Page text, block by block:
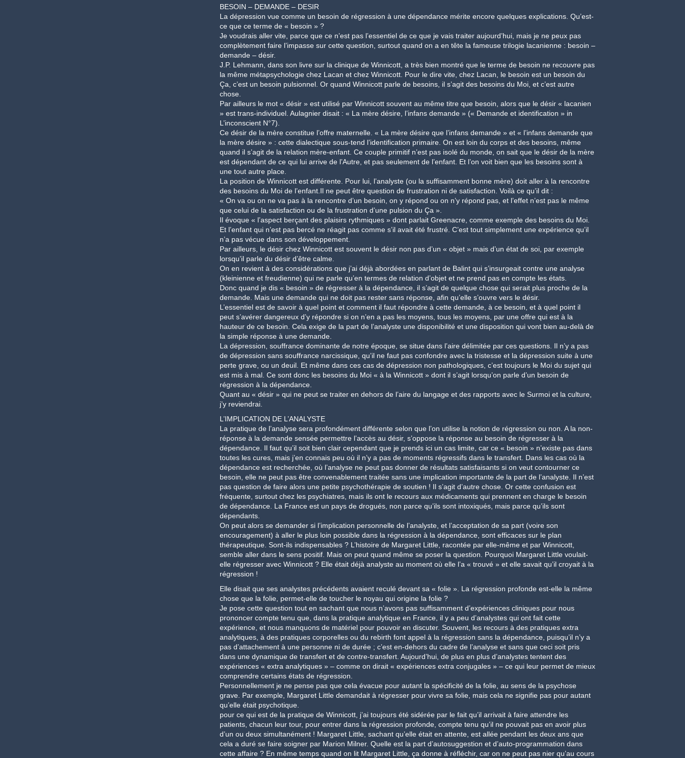
BESOIN – DEMANDE – DESIR
La dépression vue comme un besoin de régression à une dépendance mérite encore quelques explications. Qu’est-
ce que ce terme de « besoin » ?
Je voudrais aller vite, parce que ce n’est pas l’essentiel de ce que je vais traiter aujourd’hui, mais je ne peux pas
complètement faire l’impasse sur cette question, surtout quand on a en tête la fameuse trilogie lacanienne : besoin –
demande – désir.
J.P. Lehmann, dans son livre sur la clinique de Winnicott, a très bien montré que le terme de besoin ne recouvre pas
la même métapsychologie chez Lacan et chez Winnicott. Pour le dire vite, chez Lacan, le besoin est un besoin du
Ça, c’est un besoin pulsionnel. Or quand Winnicott parle de besoins, il s’agit des besoins du Moi, et c’est autre
chose.
Par ailleurs le mot « désir » est utilisé par Winnicott souvent au même titre que besoin, alors que le désir « lacanien
» est trans-individuel. Aulagnier disait : « La mère désire, l’infans demande » (« Demande et identification » in
L’inconscient N°7).
Ce désir de la mère constitue l’offre maternelle. « La mère désire que l’infans demande » et « l’infans demande que
la mère désire » : cette dialectique sous-tend l’identification primaire. On est loin du corps et des besoins, même
quand il s’agit de la relation mère-enfant. Ce couple primitif n’est pas isolé du monde, on sait que le désir de la mère
est dépendant de ce qui lui arrive de l’Autre, et pas seulement de l’enfant. Et l’on voit bien que les besoins sont à
une tout autre place.
La position de Winnicott est différente. Pour lui, l’analyste (ou la suffisamment bonne mère) doit aller à la rencontre
des besoins du Moi de l’enfant.Il ne peut être question de frustration ni de satisfaction. Voilà ce qu’il dit :
« On va ou on ne va pas à la rencontre d’un besoin, on y répond ou on n’y répond pas, et l’effet n’est pas le même
que celui de la satisfaction ou de la frustration d’une pulsion du Ça ».
Il évoque « l’aspect berçant des plaisirs rythmiques » dont parlait Greenacre, comme exemple des besoins du Moi.
Et l’enfant qui n’est pas bercé ne réagit pas comme s’il avait été frustré. C’est tout simplement une expérience qu’il
n’a pas vécue dans son développement.
Par ailleurs, le désir chez Winnicott est souvent le désir non pas d’un « objet » mais d’un état de soi, par exemple
lorsqu’il parle du désir d’être calme.
On en revient à des considérations que j’ai déjà abordées en parlant de Balint qui s’insurgeait contre une analyse
(kleinienne et freudienne) qui ne parle qu’en termes de relation d’objet et ne prend pas en compte les états.
Donc quand je dis « besoin » de régresser à la dépendance, il s’agit de quelque chose qui serait plus proche de la
demande. Mais une demande qui ne doit pas rester sans réponse, afin qu’elle s’ouvre vers le désir.
L’essentiel est de savoir à quel point et comment il faut répondre à cette demande, à ce besoin, et à quel point il
peut s’avérer dangereux d’y répondre si on n’en a pas les moyens, tous les moyens, par une offre qui est à la
hauteur de ce besoin. Cela exige de la part de l’analyste une disponibilité et une disposition qui vont bien au-delà de
la simple réponse à une demande.
La dépression, souffrance dominante de notre époque, se situe dans l’aire délimitée par ces questions. Il n’y a pas
de dépression sans souffrance narcissique, qu’il ne faut pas confondre avec la tristesse et la dépression suite à une
perte grave, ou un deuil. Et même dans ces cas de dépression non pathologiques, c’est toujours le Moi du sujet qui
est mis à mal. Ce sont donc les besoins du Moi « à la Winnicott » dont il s’agit lorsqu’on parle d’un besoin de
régression à la dépendance.
Quant au « désir » qui ne peut se traiter en dehors de l’aire du langage et des rapports avec le Surmoi et la culture,
j’y reviendrai.
L’IMPLICATION DE L’ANALYSTE
La pratique de l’analyse sera profondément différente selon que l’on utilise la notion de régression ou non. A la non-
réponse à la demande sensée permettre l’accès au désir, s’oppose la réponse au besoin de régresser à la
dépendance. Il faut qu’il soit bien clair cependant que je prends ici un cas limite, car ce « besoin » n’existe pas dans
toutes les cures, mais j’en connais peu où il n’y a pas de moments régressifs dans le transfert. Dans les cas où la
dépendance est recherchée, où l’analyse ne peut pas donner de résultats satisfaisants si on veut contourner ce
besoin, elle ne peut pas être convenablement traitée sans une implication importante de la part de l’analyste. Il n’est
pas question de faire alors une petite psychothérapie de soutien ! Il s’agit d’autre chose. Or cette confusion est
fréquente, surtout chez les psychiatres, mais ils ont le recours aux médicaments qui prennent en charge le besoin
de dépendance. La France est un pays de drogués, non parce qu’ils sont intoxiqués, mais parce qu’ils sont
dépendants.
On peut alors se demander si l’implication personnelle de l’analyste, et l’acceptation de sa part (voire son
encouragement) à aller le plus loin possible dans la régression à la dépendance, sont efficaces sur le plan
thérapeutique. Sont-ils indispensables ? L’histoire de Margaret Little, racontée par elle-même et par Winnicott,
semble aller dans le sens positif. Mais on peut quand même se poser la question. Pourquoi Margaret Little voulait-
elle régresser avec Winnicott ? Elle était déjà analyste au moment où elle l’a « trouvé » et elle savait qu’il croyait à la
régression !
Elle disait que ses analystes précédents avaient reculé devant sa « folie ». La régression profonde est-elle la même
chose que la folie, permet-elle de toucher le noyau qui origine la folie ?
Je pose cette question tout en sachant que nous n’avons pas suffisamment d’expériences cliniques pour nous
prononcer compte tenu que, dans la pratique analytique en France, il y a peu d’analystes qui ont fait cette
expérience, et nous manquons de matériel pour pouvoir en discuter. Souvent, les recours à des pratiques extra
analytiques, à des pratiques corporelles ou du rebirth font appel à la régression sans la dépendance, puisqu’il n’y a
pas d’attachement à une personne ni de durée ; c’est en-dehors du cadre de l’analyse et sans que ceci soit pris
dans une dynamique de transfert et de contre-transfert. Aujourd’hui, de plus en plus d’analystes tentent des
expériences « extra analytiques » – comme on dirait « expériences extra conjugales » – ce qui leur permet de mieux
comprendre certains états de régression.
Personnellement je ne pense pas que cela évacue pour autant la spécificité de la folie, au sens de la psychose
grave. Par exemple, Margaret Little demandait à régresser pour vivre sa folie, mais cela ne signifie pas pour autant
qu’elle était psychotique.
pour ce qui est de la pratique de Winnicott, j’ai toujours été sidérée par le fait qu’il arrivait à faire attendre les
patients, chacun leur tour, pour entrer dans la régression profonde, compte tenu qu’il ne pouvait pas en avoir plus
d’un ou deux simultanément ! Margaret Little, sachant qu’elle était en attente, est allée pendant les deux ans que
cela a duré se faire soigner par Marion Milner. Quelle est la part d’autosuggestion et d’auto-programmation dans
cette affaire ? En même temps quand on lit Margaret Little, ça donne à réfléchir, car on ne peut pas nier qu’au cours